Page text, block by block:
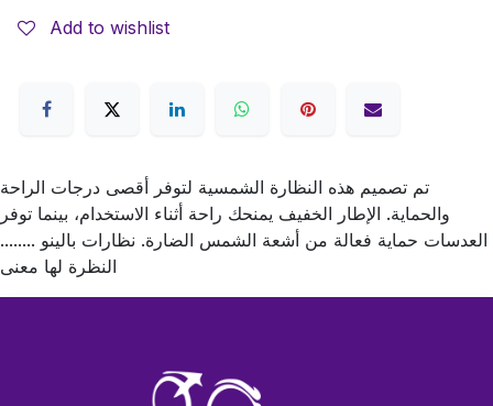
Add to wishlist
تم تصميم هذه النظارة الشمسية لتوفر أقصى درجات الراحة
والحماية. الإطار الخفيف يمنحك راحة أثناء الاستخدام، بينما توفر
العدسات حماية فعالة من أشعة الشمس الضارة. نظارات بالينو ........
النظرة لها معنى